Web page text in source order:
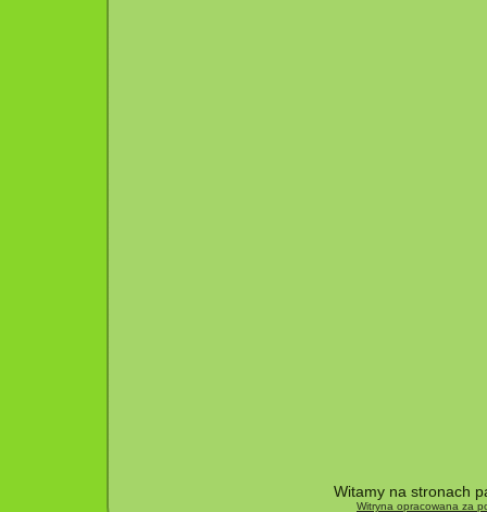
Witamy na stronach
Witryna opracowana za